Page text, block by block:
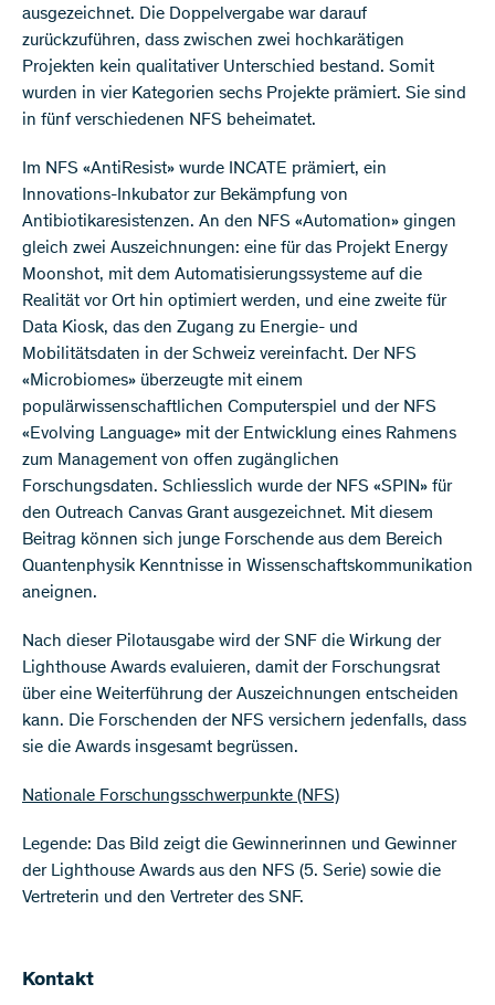
ausgezeichnet. Die Doppelvergabe war darauf
zurückzuführen, dass zwischen zwei hochkarätigen
Projekten kein qualitativer Unterschied bestand. Somit
wurden in vier Kategorien sechs Projekte prämiert. Sie sind
in fünf verschiedenen NFS beheimatet.
Im NFS «AntiResist» wurde INCATE prämiert, ein
Innovations-Inkubator zur Bekämpfung von
Antibiotikaresistenzen. An den NFS «Automation» gingen
gleich zwei Auszeichnungen: eine für das Projekt Energy
Moonshot, mit dem Automatisierungssysteme auf die
Realität vor Ort hin optimiert werden, und eine zweite für
Data Kiosk, das den Zugang zu Energie- und
Mobilitätsdaten in der Schweiz vereinfacht. Der NFS
«Microbiomes» überzeugte mit einem
populärwissenschaftlichen Computerspiel und der NFS
«Evolving Language» mit der Entwicklung eines Rahmens
zum Management von offen zugänglichen
Forschungsdaten. Schliesslich wurde der NFS «SPIN» für
den Outreach Canvas Grant ausgezeichnet. Mit diesem
Beitrag können sich junge Forschende aus dem Bereich
Quantenphysik Kenntnisse in Wissenschaftskommunikation
aneignen.
Nach dieser Pilotausgabe wird der SNF die Wirkung der
Lighthouse Awards evaluieren, damit der Forschungsrat
über eine Weiterführung der Auszeichnungen entscheiden
kann. Die Forschenden der NFS versichern jedenfalls, dass
sie die Awards insgesamt begrüssen.
Nationale Forschungsschwerpunkte (NFS)
Legende: Das Bild zeigt die Gewinnerinnen und Gewinner
der Lighthouse Awards aus den NFS (5. Serie) sowie die
Vertreterin und den Vertreter des SNF.
Kontakt